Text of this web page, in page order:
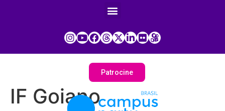
Patrocine
IF Goiano